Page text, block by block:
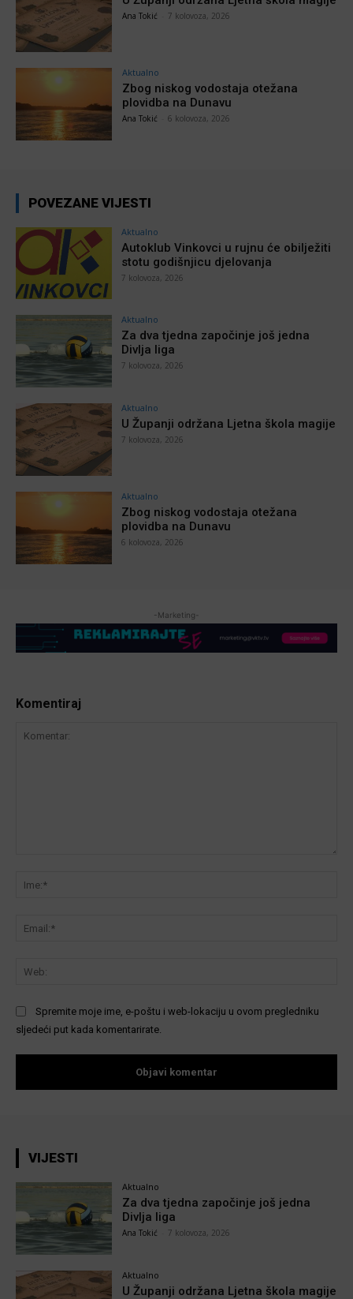
Ana Tokić 7 kolovoza, 2026
Aktualno
Zbog niskog vodostaja otežana
plovidba na Dunavu
Ana Tokić 6 kolovoza, 2026
POVEZANE VIJESTI
Aktualno
Autoklub Vinkovci u rujnu će obilježiti
stotu godišnjicu djelovanja
7 kolovoza, 2026
Aktualno
Za dva tjedna započinje još jedna
Divlja liga
7 kolovoza, 2026
Aktualno
U Županji održana Ljetna škola magije
7 kolovoza, 2026
Aktualno
Zbog niskog vodostaja otežana
plovidba na Dunavu
6 kolovoza, 2026
-Marketing-
Komentiraj
Spremite moje ime, e-poštu i web-lokaciju u ovom pregledniku
sljedeći put kada komentarirate.
VIJESTI
Aktualno
Za dva tjedna započinje još jedna
Divlja liga
Ana Tokić 7 kolovoza, 2026
Aktualno
U Županji održana Ljetna škola magije